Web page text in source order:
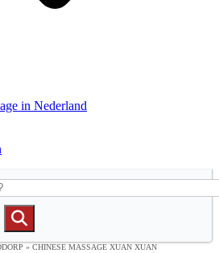
in Nederland
» CHINESE MASSAGE XUAN XUAN